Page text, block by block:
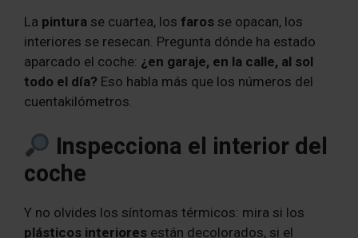
La pintura se cuartea, los faros se opacan, los
interiores se resecan. Pregunta dónde ha estado
aparcado el coche: ¿en garaje, en la calle, al sol
todo el día? Eso habla más que los números del
cuentakilómetros.
Inspecciona el interior del
coche
Y no olvides los síntomas térmicos: mira si los
plásticos interiores están decolorados, si el